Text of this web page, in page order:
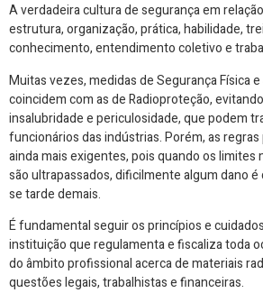
A verdadeira cultura de segurança em
estrutura, organização, prática, habilidade,
conhecimento, entendimento coletivo e
Muitas vezes, medidas de Segurança Física
coincidem com as de Radioproteção,
insalubridade e periculosidade, que podem
funcionários das indústrias. Porém, as regras
ainda mais exigentes, pois quando os limites
são ultrapassados, dificilmente algum dano
se tarde demais.
É fundamental seguir os princípios e
instituição que regulamenta e fiscaliza toda
do âmbito profissional acerca de materiais
questões legais, trabalhistas e financeiras.